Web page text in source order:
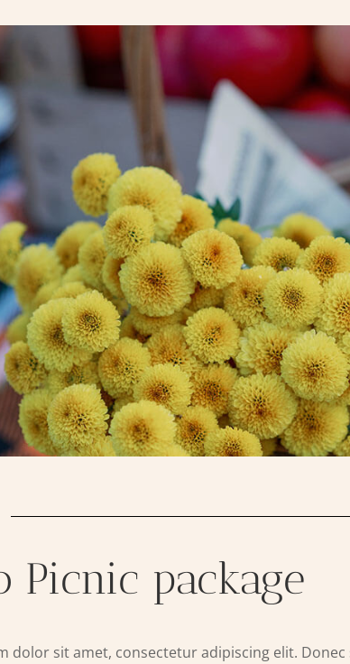
Picnic package
dolor sit amet, consectetur adipiscing elit. Donec